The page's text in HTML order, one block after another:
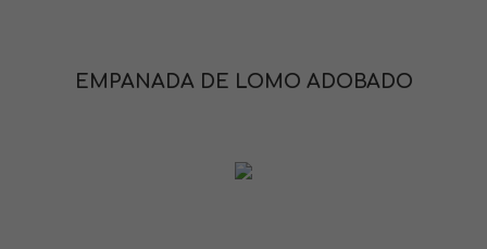
EMPANADA DE LOMO ADOBADO